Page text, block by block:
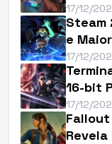
17/12/
Steam
e
17/12/
16-bit
17/12/